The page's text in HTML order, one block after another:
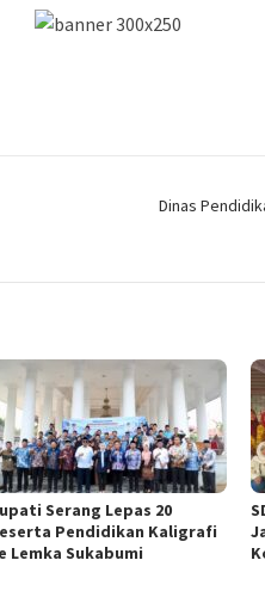
Dinas
Serang Lepas 20
Pendidikan Kaligrafi
Lemka Sukabumi